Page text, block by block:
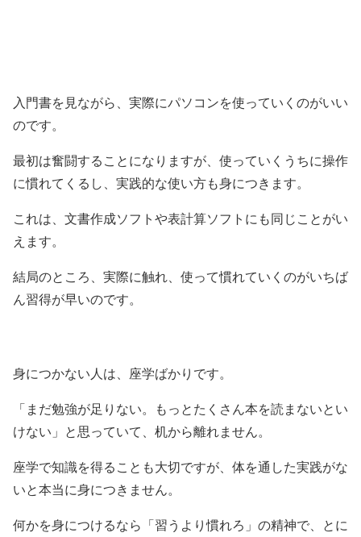
入門書を見ながら、実際にパソコンを使っていくのがいい
のです。
最初は奮闘することになりますが、使っていくうちに操作
に慣れてくるし、実践的な使い方も身につきます。
これは、文書作成ソフトや表計算ソフトにも同じことがい
えます。
結局のところ、実際に触れ、使って慣れていくのがいちば
ん習得が早いのです。
身につかない人は、座学ばかりです。
「まだ勉強が足りない。もっとたくさん本を読まないとい
けない」と思っていて、机から離れません。
座学で知識を得ることも大切ですが、体を通した実践がな
いと本当に身につきません。
何かを身につけるなら「習うより慣れろ」の精神で、とに